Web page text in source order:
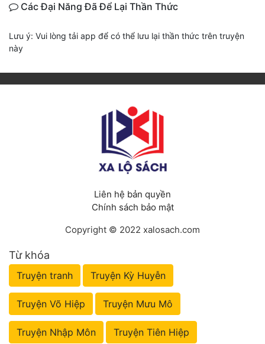
Các Đại Năng Đã Để Lại Thần Thức
Lưu ý: Vui lòng tải app để có thể lưu lại thần thức trên truyện
này
Liên hệ bản quyền
Chính sách bảo mật
Copyright © 2022 xalosach.com
Từ khóa
Truyện tranh Truyện Kỳ Huyễn
Truyện Võ Hiệp Truyện Mưu Mô
Truyện Nhập Môn Truyện Tiên Hiệp